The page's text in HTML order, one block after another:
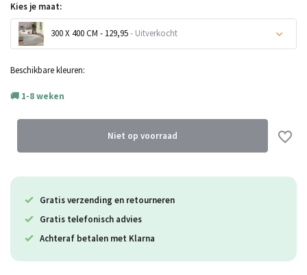
Kies je maat:
300 X 400 CM - 129,95- Uitverkocht
Beschikbare kleuren:
1-8 weken
Niet op voorraad
Gratis verzending en retourneren
Gratis telefonisch advies
Achteraf betalen met Klarna